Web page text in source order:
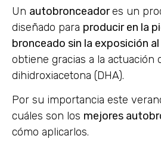
Un autobronceadores un
diseñado para producir en la
bronceado sin la exposición al
obtiene gracias a la actuación
dihidroxiacetona (DHA).
Por su importancia este
cuáles son los mejores
cómo aplicarlos.